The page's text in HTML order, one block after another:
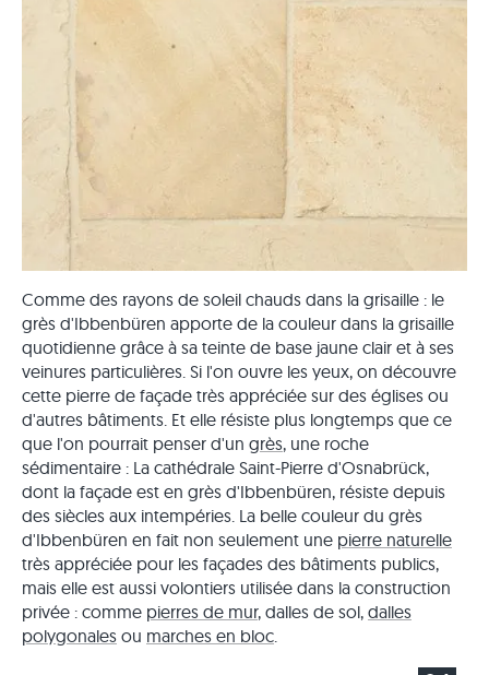
Comme des rayons de soleil chauds dans la grisaille : le
grès d'Ibbenbüren apporte de la couleur dans la grisaille
quotidienne grâce à sa teinte de base jaune clair et à ses
veinures particulières. Si l'on ouvre les yeux, on découvre
cette pierre de façade très appréciée sur des églises ou
d'autres bâtiments. Et elle résiste plus longtemps que ce
que l'on pourrait penser d'un grès, une roche
sédimentaire : La cathédrale Saint-Pierre d'Osnabrück,
dont la façade est en grès d'Ibbenbüren, résiste depuis
des siècles aux intempéries. La belle couleur du grès
d'Ibbenbüren en fait non seulement une pierre naturelle
très appréciée pour les façades des bâtiments publics,
mais elle est aussi volontiers utilisée dans la construction
privée : comme pierres de mur, dalles de sol, dalles
polygonales ou marches en bloc.